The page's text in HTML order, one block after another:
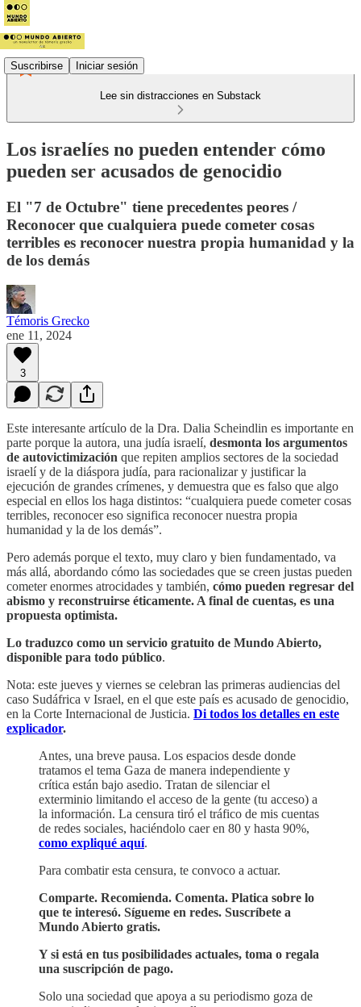
Suscribirse Iniciar sesión
Lee sin distracciones en Substack
Los israelíes no pueden entender cómo
pueden ser acusados de genocidio
El "7 de Octubre" tiene precedentes peores /
Reconocer que cualquiera puede cometer cosas
terribles es reconocer nuestra propia humanidad y la
de los demás
Témoris Grecko
ene 11, 2024
3
Este interesante artículo de la Dra. Dalia Scheindlin es importante en
parte porque la autora, una judía israelí, desmonta los argumentos
de autovictimización que repiten amplios sectores de la sociedad
israelí y de la diáspora judía, para racionalizar y justificar la
ejecución de grandes crímenes, y demuestra que es falso que algo
especial en ellos los haga distintos: “cualquiera puede cometer cosas
terribles, reconocer eso significa reconocer nuestra propia
humanidad y la de los demás”.
Pero además porque el texto, muy claro y bien fundamentado, va
más allá, abordando cómo las sociedades que se creen justas pueden
cometer enormes atrocidades y también, cómo pueden regresar del
abismo y reconstruirse éticamente. A final de cuentas, es una
propuesta optimista.
Lo traduzco como un servicio gratuito de Mundo Abierto,
disponible para todo público.
Nota: este jueves y viernes se celebran las primeras audiencias del
caso Sudáfrica v Israel, en el que este país es acusado de genocidio,
en la Corte Internacional de Justicia. Di todos los detalles en este
explicador.
Antes, una breve pausa. Los espacios desde donde
tratamos el tema Gaza de manera independiente y
crítica están bajo asedio. Tratan de silenciar el
exterminio limitando el acceso de la gente (tu acceso) a
la información. La censura tiró el tráfico de mis cuentas
de redes sociales, haciéndolo caer en 80 y hasta 90%,
como expliqué aquí.
Para combatir esta censura, te convoco a actuar.
Comparte. Recomienda. Comenta. Platica sobre lo
que te interesó. Sígueme en redes. Suscríbete a
Mundo Abierto gratis.
Y si está en tus posibilidades actuales, toma o regala
una suscripción de pago.
Solo una sociedad que apoya a su periodismo goza de